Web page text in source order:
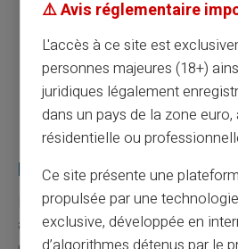
personnelles et
Planifiez les éventuels
requis avant les périodes
comme la rentrée scolaire
fiscale.
Petit mémo pour la
bancaire
compte bancairesur lequel
allocations doit impérativement
⚠️ Avis réglementaire
L'accès à ce site est
personnes majeures (18+)
juridiques légalement
dans un pays de la zone
résidentielle ou
Ce site présente une
propulsée par une
exclusive, développée en